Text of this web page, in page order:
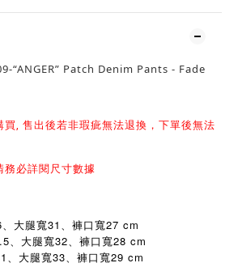
“ANGER” Patch Denim Pants - Fade
買, 售出後若非瑕疵無法退換，下單後無法
務必詳閱尺寸數據
大腿寬31、褲口寬27 cm
、大腿寬32、褲口寬28 cm
、大腿寬33、褲口寬29 cm